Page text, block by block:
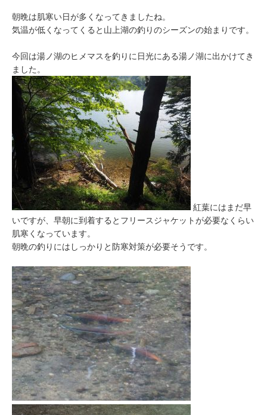
朝晩は肌寒い日が多くなってきましたね。
気温が低くなってくると山上湖の釣りのシーズンの始まりです。
今回は湯ノ湖のヒメマスを釣りに日光にある湯ノ湖に出かけてき
ました。
紅葉にはまだ早
いですが、早朝に到着するとフリースジャケットが必要なくらい
肌寒くなっています。
朝晩の釣りにはしっかりと防寒対策が必要そうです。